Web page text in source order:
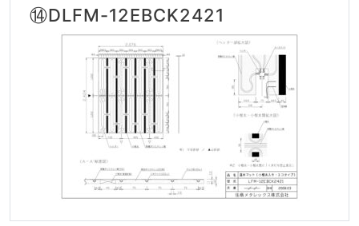
⑭DLFM-12EBCK2421